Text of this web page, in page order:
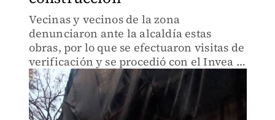
Vecinas y vecinos de la zona
denunciaron ante la alcaldía estas
obras, por lo que se efectuaron visitas de
verificación y se procedió con el Invea a
su sanción.